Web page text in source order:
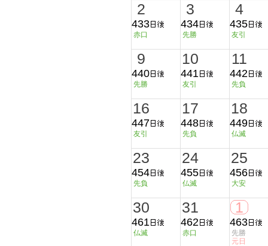
2
433
赤口
3
434
先勝
4
435
友引
9
440
先勝
10
441
友引
11
442
先負
16
447
友引
17
448
先負
18
449
仏滅
23
454
先負
24
455
仏滅
25
456
大安
30
461
仏滅
31
462
赤口
1
463
先勝
元日